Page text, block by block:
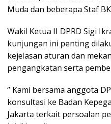
Muda dan beberapa Staf
Wakil Ketua II DPRD Sigi
kunjungan ini penting
kejelasan aturan dan
pengangkatan serta
” Kami bersama anggota
konsultasi ke Badan
Jakarta terkait persoalan